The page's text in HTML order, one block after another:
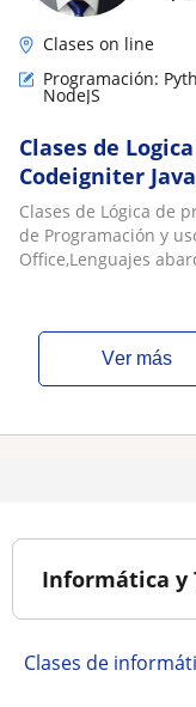
Clases on line
Programación:
NodeJS
Clases de
Codeigniter
Python PseInt
Clases de Lógica de
de Programación y
Office,Lenguajes
ver más
Informática y
Clases de